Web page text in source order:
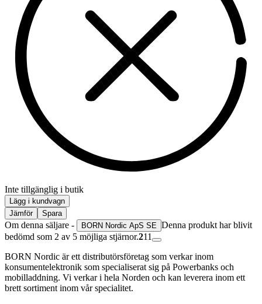
Inte tillgänglig i butik
Lägg i kundvagn
Jämför
Spara
Om denna säljare - BORN Nordic ApS SE Denna produkt har blivit
bedömd som 2 av 5 möjliga stjärnor.211
BORN Nordic är ett distributörsföretag som verkar inom
konsumentelektronik som specialiserat sig på Powerbanks och
mobilladdning. Vi verkar i hela Norden och kan leverera inom ett
brett sortiment inom vår specialitet.